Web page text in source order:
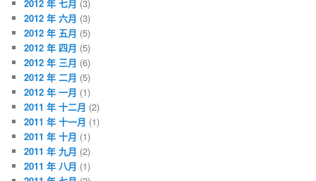
2012 年 七月 (3)
2012 年 六月 (3)
2012 年 五月 (5)
2012 年 四月 (5)
2012 年 三月 (6)
2012 年 二月 (5)
2012 年 一月 (1)
2011 年 十二月 (2)
2011 年 十一月 (1)
2011 年 十月 (1)
2011 年 九月 (2)
2011 年 八月 (1)